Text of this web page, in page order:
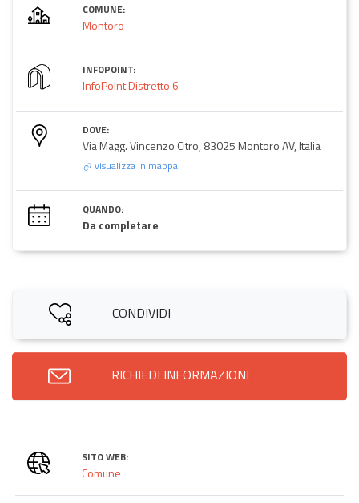
COMUNE:
Montoro
INFOPOINT:
InfoPoint Distretto 6
DOVE:
Via Magg. Vincenzo Citro, 83025 Montoro AV, Italia
visualizza in mappa
QUANDO:
Da completare
CONDIVIDI
RICHIEDI INFORMAZIONI
SITO WEB:
Comune